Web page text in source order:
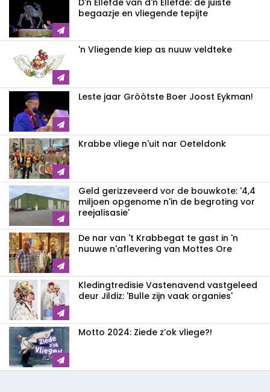
D'n Ellefde van d'n Ellefde: de juiste
begaazje en vliegende tepijte
'n Vliegende kiep as nuuw veldteke
Leste jaar Gròòtste Boer Joost Eykman!
Krabbe vliege n'uit nar Oeteldonk
Geld gerizzeveerd vor de bouwkote: '4,4
miljoen opgenome n'in de begroting vor
reejalisasie'
De nar van 't Krabbegat te gast in 'n
nuuwe n'aflevering van Mottes Ore
Kledingtredisie Vastenavend vastgeleed
deur Jildiz: 'Bulle zijn vaak organies'
Motto 2024: Ziede z’ok vliege?!